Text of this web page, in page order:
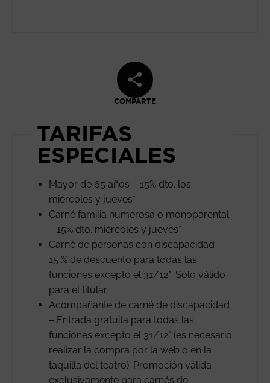
COMPARTE
TARIFAS
ESPECIALES
Mayor de 65 años – 15% dto. los
miércoles y jueves*
Carné familia numerosa o monoparental
– 15% dto. miércoles y jueves*
Carné de personas con discapacidad –
15 % de descuento para todas las
funciones excepto el 31/12*. Solo válido
para el titular.
Acompañante de carné de discapacidad
– Entrada gratuita para todas las
funciones excepto el 31/12* (es necesario
realizar la compra por la web o en la
taquilla del teatro). Promoción válida
exclusivamente para carnés de